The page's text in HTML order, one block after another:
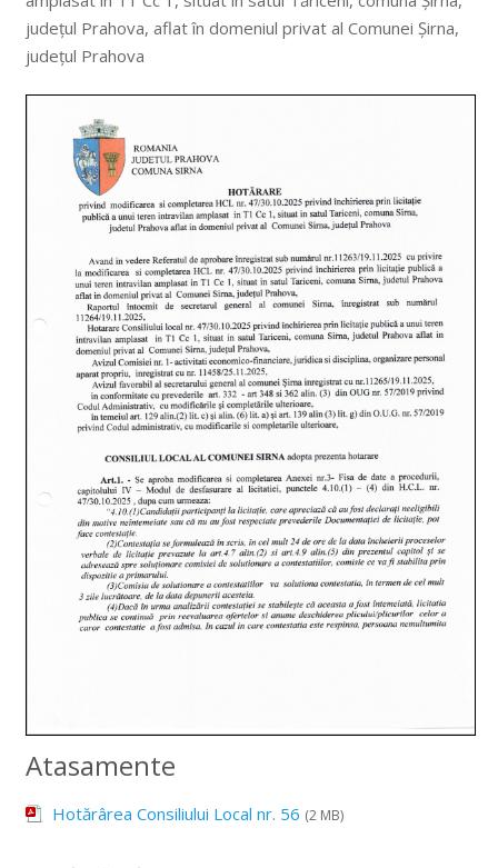
județul Prahova, aflat în domeniul privat al Comunei Șirna,
județul Prahova
Atasamente
Hotărârea Consiliului Local nr. 56 (2 MB)